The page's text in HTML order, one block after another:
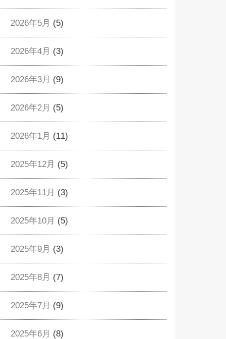
2026年5月 (5)
2026年4月 (3)
2026年3月 (9)
2026年2月 (5)
2026年1月 (11)
2025年12月 (5)
2025年11月 (3)
2025年10月 (5)
2025年9月 (3)
2025年8月 (7)
2025年7月 (9)
2025年6月 (8)